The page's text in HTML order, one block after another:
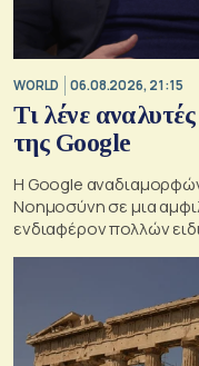
WORLD 06.08.2026, 21:15
Τι λένε
της Google
Η Google
Νοημοσύνη σε μια
ενδιαφέρον πολλών